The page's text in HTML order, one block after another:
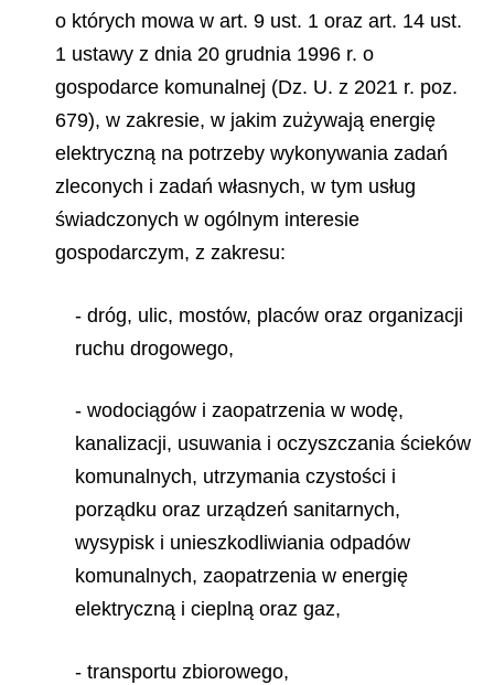
o których mowa w art. 9 ust. 1 oraz art. 14 ust.
1 ustawy z dnia 20 grudnia 1996 r. o
gospodarce komunalnej (Dz. U. z 2021 r. poz.
679), w zakresie, w jakim zużywają energię
elektryczną na potrzeby wykonywania zadań
zleconych i zadań własnych, w tym usług
świadczonych w ogólnym interesie
gospodarczym, z zakresu:
- dróg, ulic, mostów, placów oraz organizacji
ruchu drogowego,
- wodociągów i zaopatrzenia w wodę,
kanalizacji, usuwania i oczyszczania ścieków
komunalnych, utrzymania czystości i
porządku oraz urządzeń sanitarnych,
wysypisk i unieszkodliwiania odpadów
komunalnych, zaopatrzenia w energię
elektryczną i cieplną oraz gaz,
- transportu zbiorowego,